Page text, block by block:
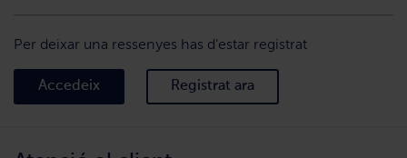
Per deixar una ressenyes has d'estar registrat
Accedeix Registrat ara